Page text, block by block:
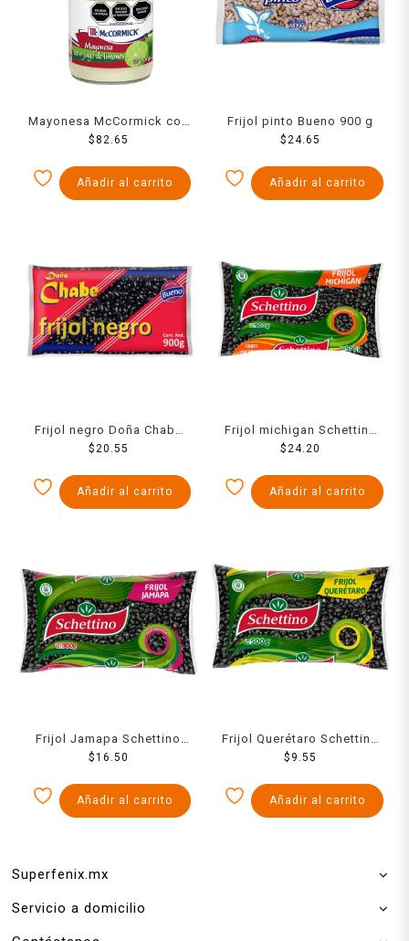
Mayonesa McCormick con
limón 725 g
$ 82.65
Añadir al carrito
Frijol pinto Bueno 900 g
$24.65
Añadir al carrito
Frijol negro Doña Chabe
900 g
$20.55
Añadir al carrito
Frijol michigan Schettino
900 g
$24.20
Añadir al carrito
Frijol Jamapa Schettino
900 g
$16.50
Añadir al carrito
Frijol Querétaro Schettino
500 g
$ 9.55
Añadir al carrito
Superfenix.mx
Servicio a domicilio